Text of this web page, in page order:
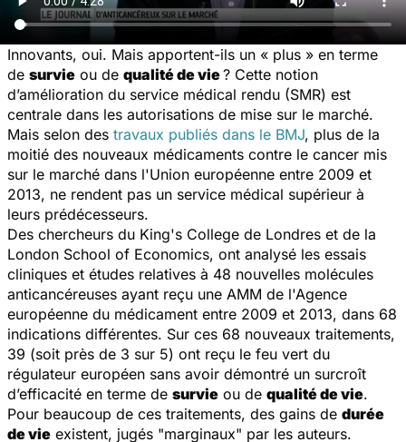
Innovants, oui. Mais apportent-ils un « plus » en terme
de survie ou de qualité de vie? Cette notion
d’amélioration du service médical rendu (SMR) est
centrale dans les autorisations de mise sur le marché.
Mais selon des travaux publiés dans le BMJ, plus de la
moitié des nouveaux médicaments contre le cancer mis
sur le marché dans l'Union européenne entre 2009 et
2013, ne rendent pas un service médical supérieur à
leurs prédécesseurs.
Des chercheurs du King's College de Londres et de la
London School of Economics, ont analysé les essais
cliniques et études relatives à 48 nouvelles molécules
anticancéreuses ayant reçu une AMM de l'Agence
européenne du médicament entre 2009 et 2013, dans 68
indications différentes. Sur ces 68 nouveaux traitements,
39 (soit près de 3 sur 5) ont reçu le feu vert du
régulateur européen sans avoir démontré un surcroît
d’efficacité en terme de survie ou de qualité de vie.
Pour beaucoup de ces traitements, des gains de durée
de vie existent, jugés "marginaux" par les auteurs.